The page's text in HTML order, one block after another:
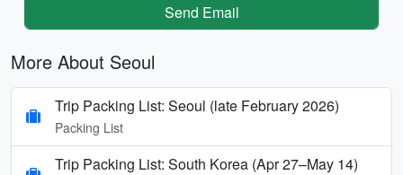
Send Email
More About Seoul
Trip Packing List: Seoul (late February 2026)
Packing List
Trip Packing List: South Korea (Apr 27–May 14)